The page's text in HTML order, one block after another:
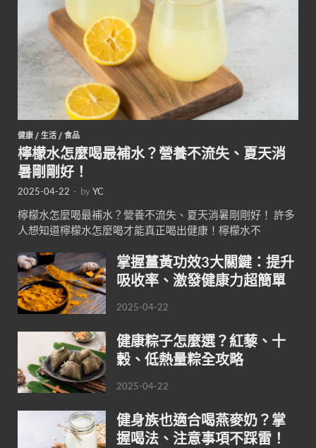
健康 / 生活 / 食品
檸檬水怎麼喝最補水？營養不流失、夏天消
暑剛剛好！
2025-04-22 - byYC
檸檬水怎麼喝最補水？營養不流失、夏天消暑剛剛好！ 許多
人想知道檸檬水怎麼喝才能真正喝出健康！檸檬水不
掌握薑黃功效3大關鍵：提升
吸收率、激發健康力超簡單
2025-04-22
健康粽子怎麼選？紅藜、十
穀、低熱量粽全攻略
2025-04-22
健身族也適合喝燕麥奶？掌
握喝法、注意事項不踩雷！